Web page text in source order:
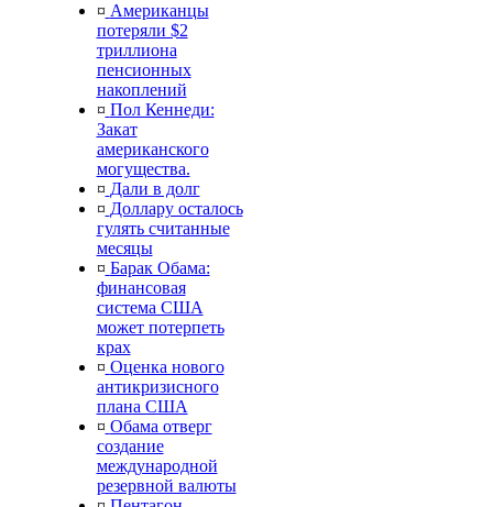
¤ Американцы
потеряли $2
триллиона
пенсионных
накоплений
¤ Пол Кеннеди:
Закат
американского
могущества.
¤ Дали в долг
¤ Доллару осталось
гулять считанные
месяцы
¤ Барак Обама:
финансовая
система США
может потерпеть
крах
¤ Оценка нового
антикризисного
плана США
¤ Обама отверг
создание
международной
резервной валюты